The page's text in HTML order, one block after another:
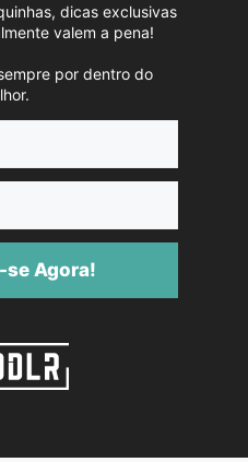
dicas exclusivas
valem a pena!
por dentro do
se Agora!